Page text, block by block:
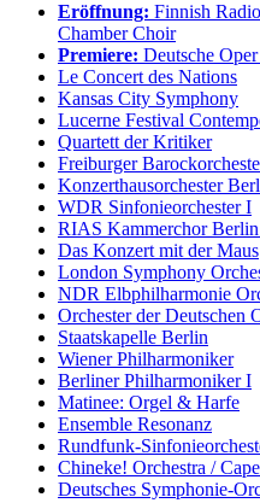
Eröffnung: Finnish
Chamber Choir
Premiere: Deutsche
Le Concert des Nations
Kansas City Symphony
Lucerne Festival
Quartett der Kritiker
Freiburger
Konzerthausorchester
WDR Sinfonieorchester I
RIAS Kammerchor
Das Konzert mit der Maus
London Symphony
NDR Elbphilharmonie
Orchester der Deutschen
Staatskapelle Berlin
Wiener Philharmoniker
Berliner Philharmoniker I
Matinee: Orgel & Harfe
Ensemble Resonanz
Rundfunk-
Chineke! Orchestra /
Deutsches Symphonie-